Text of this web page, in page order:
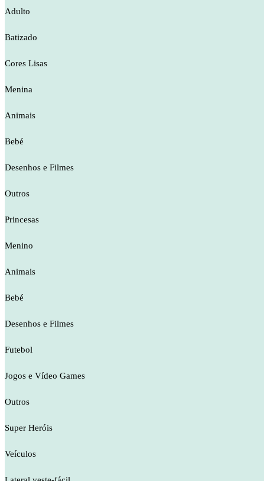
Adulto
Batizado
Cores Lisas
Menina
Animais
Bebé
Desenhos e Filmes
Outros
Princesas
Menino
Animais
Bebé
Desenhos e Filmes
Futebol
Jogos e Vídeo Games
Outros
Super Heróis
Veículos